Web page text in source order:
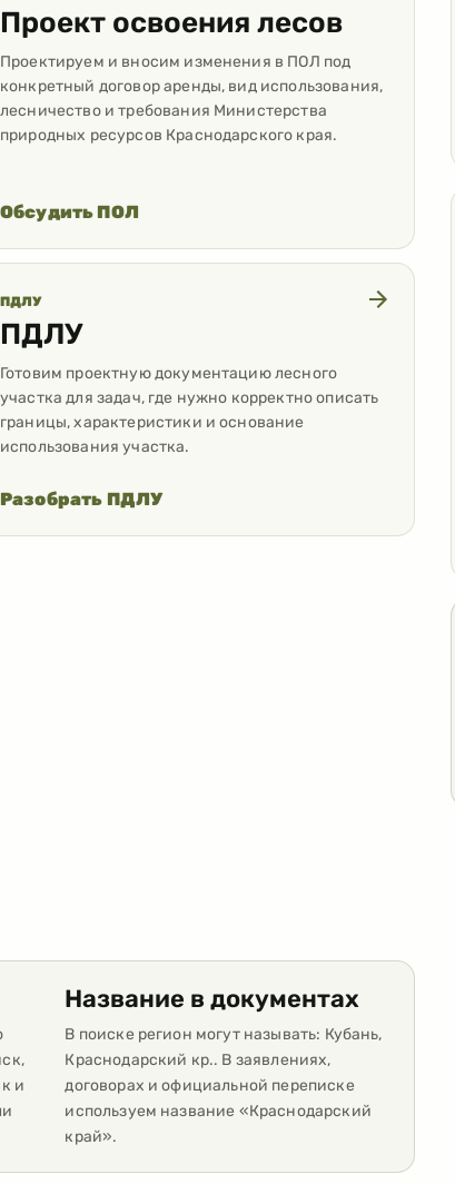
Проект освоения лесов
Проектируем и вносим изменения в ПОЛ под
конкретный договор аренды, вид использования,
лесничество и требования Министерства
природных ресурсов Краснодарского края.
Обсудить ПОЛ
ПДЛУ
ПДЛУ
Готовим проектную документацию лесного
участка для задач, где нужно корректно описать
границы, характеристики и основание
использования участка.
Разобрать ПДЛУ
и
Название в документах
В поиске регион могут называть: Кубань,
Краснодарский кр.. В заявлениях,
договорах и официальной переписке
используем название «Краснодарский
край».